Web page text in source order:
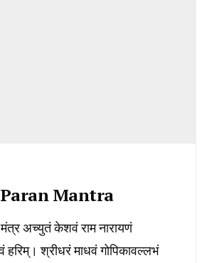
Mantra
अच्युतं केशवं राम नारायणं
हरिम्। श्रीधरं माधवं गोपिकावल्लभं